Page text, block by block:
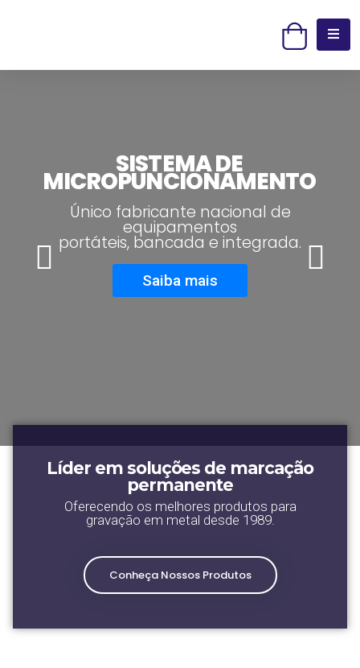
SISTEMA DE
MICROPUNCIONAMENTO
Único fabricante nacional de
equipamentos
portáteis, bancada e integrada.
Saiba mais
Líder em soluções de marcação
permanente
Oferecendo os melhores produtos para
gravação em metal desde 1989.
Conheça Nossos Produtos